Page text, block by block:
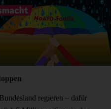
regieren – dafür